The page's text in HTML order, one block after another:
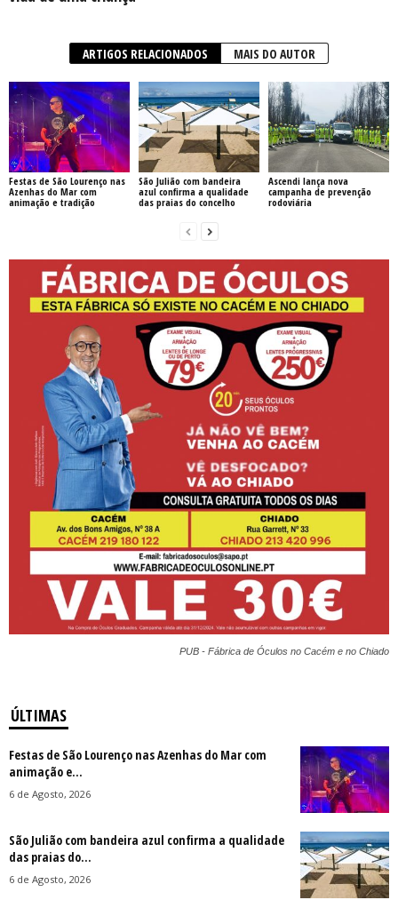
ARTIGOS RELACIONADOS MAIS DO AUTOR
Festas de São Lourenço nas
Azenhas do Mar com
animação e tradição
São Julião com bandeira
azul confirma a qualidade
das praias do concelho
Ascendi lança nova
campanha de prevenção
rodoviária
PUB - Fábrica de Óculos no Cacém e no Chiado
ÚLTIMAS
Festas de São Lourenço nas Azenhas do Mar com
animação e...
6 de Agosto, 2026
São Julião com bandeira azul confirma a qualidade
das praias do...
6 de Agosto, 2026